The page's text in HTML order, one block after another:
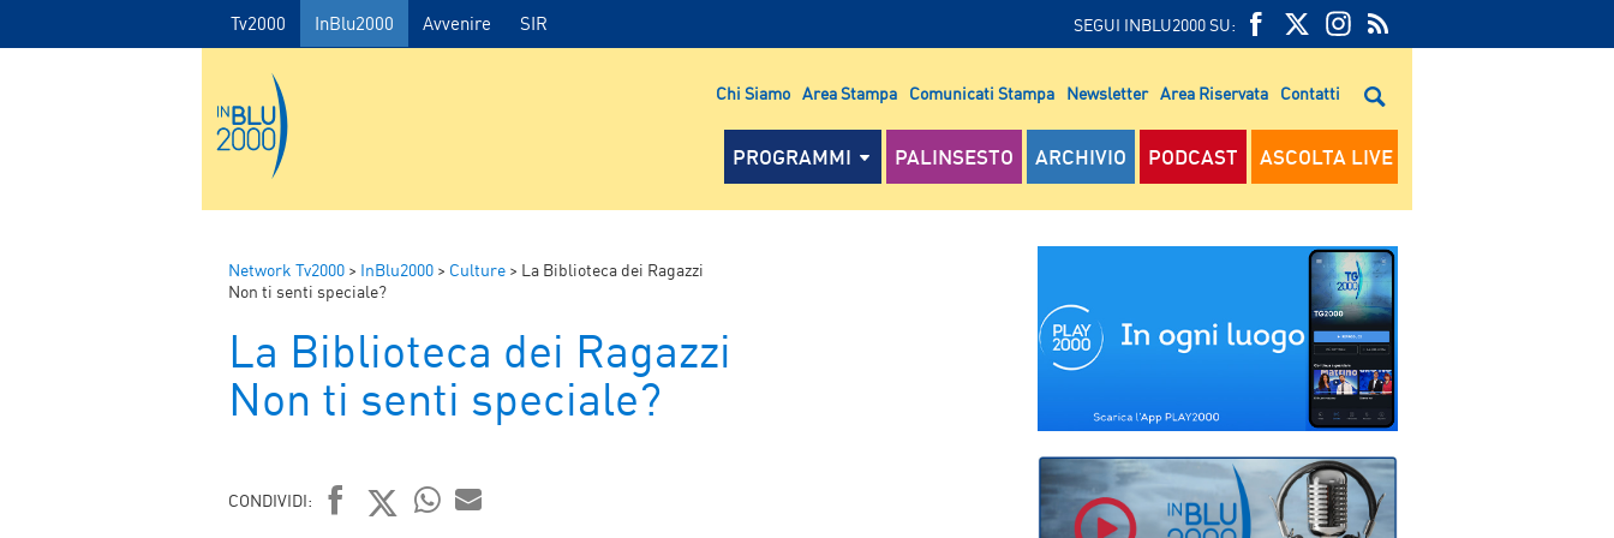
Tv2000 InBlu2000 Avvenire SIR SEGUI INBLU2000 SU:
FEED
RSS
RSS
Chi Siamo Area Stampa Comunicati Stampa Newsletter Area Riservata Contatti
PROGRAMMI PALINSESTO ARCHIVIO PODCAST ASCOLTA LIVE
Network Tv2000 > InBlu2000 > Culture > La Biblioteca dei Ragazzi
Non ti senti speciale?
La Biblioteca dei Ragazzi
Non ti senti speciale?
CONDIVIDI: